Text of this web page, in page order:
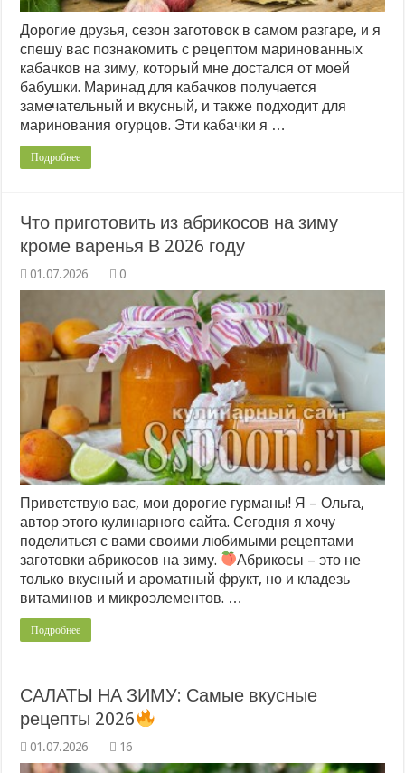
Дорогие друзья, сезон заготовок в самом разгаре, и я
спешу вас познакомить с рецептом маринованных
кабачков на зиму, который мне достался от моей
бабушки. Маринад для кабачков получается
замечательный и вкусный, и также подходит для
маринования огурцов. Эти кабачки я …
Подробнее
Что приготовить из абрикосов на зиму
кроме варенья В 2026 году
0
Приветствую вас, мои дорогие гурманы! Я – Ольга,
автор этого кулинарного сайта. Сегодня я хочу
поделиться с вами своими любимыми рецептами
заготовки абрикосов на зиму.
Абрикосы – это не
только вкусный и ароматный фрукт, но и кладезь
витаминов и микроэлементов. …
Подробнее
САЛАТЫ НА ЗИМУ: Самые вкусные
рецепты 2026
16